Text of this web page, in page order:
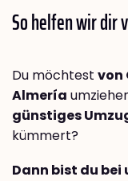
So helfen wir dir
Du möchtest von
Almería
günstiges
kümmert?
Dann bist du bei